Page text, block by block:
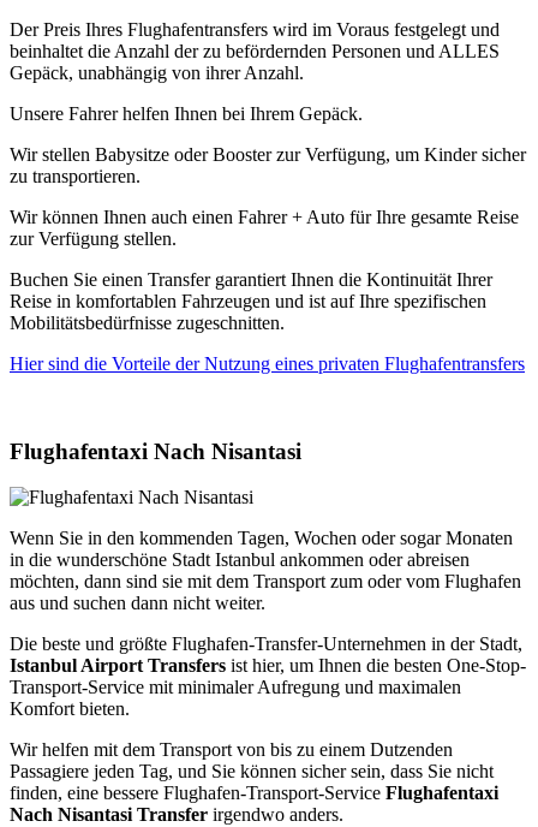
Der Preis Ihres Flughafentransfers wird im Voraus festgelegt und
beinhaltet die Anzahl der zu befördernden Personen und ALLES
Gepäck, unabhängig von ihrer Anzahl.
Unsere Fahrer helfen Ihnen bei Ihrem Gepäck.
Wir stellen Babysitze oder Booster zur Verfügung, um Kinder sicher
zu transportieren.
Wir können Ihnen auch einen Fahrer + Auto für Ihre gesamte Reise
zur Verfügung stellen.
Buchen Sie einen Transfer garantiert Ihnen die Kontinuität Ihrer
Reise in komfortablen Fahrzeugen und ist auf Ihre spezifischen
Mobilitätsbedürfnisse zugeschnitten.
Hier sind die Vorteile der Nutzung eines privaten Flughafentransfers
Flughafentaxi Nach Nisantasi
Wenn Sie in den kommenden Tagen, Wochen oder sogar Monaten
in die wunderschöne Stadt Istanbul ankommen oder abreisen
möchten, dann sind sie mit dem Transport zum oder vom Flughafen
aus und suchen dann nicht weiter.
Die beste und größte Flughafen-Transfer-Unternehmen in der Stadt,
Istanbul Airport Transfers ist hier, um Ihnen die besten One-Stop-
Transport-Service mit minimaler Aufregung und maximalen
Komfort bieten.
Wir helfen mit dem Transport von bis zu einem Dutzenden
Passagiere jeden Tag, und Sie können sicher sein, dass Sie nicht
finden, eine bessere Flughafen-Transport-Service Flughafentaxi
Nach Nisantasi Transfer irgendwo anders.